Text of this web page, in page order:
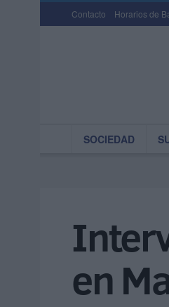
Contacto Horarios de
SOCIEDAD
en